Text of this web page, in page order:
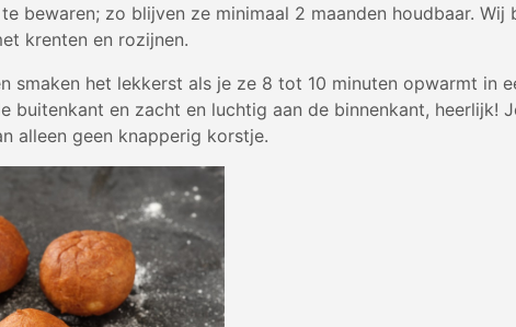
bewaren; zo blijven ze minimaal 2 maanden houdbaar.
krenten en rozijnen.
smaken het lekkerst als je ze 8 tot 10 minuten opwarmt in
buitenkant en zacht en luchtig aan de binnenkant,
alleen geen knapperig korstje.